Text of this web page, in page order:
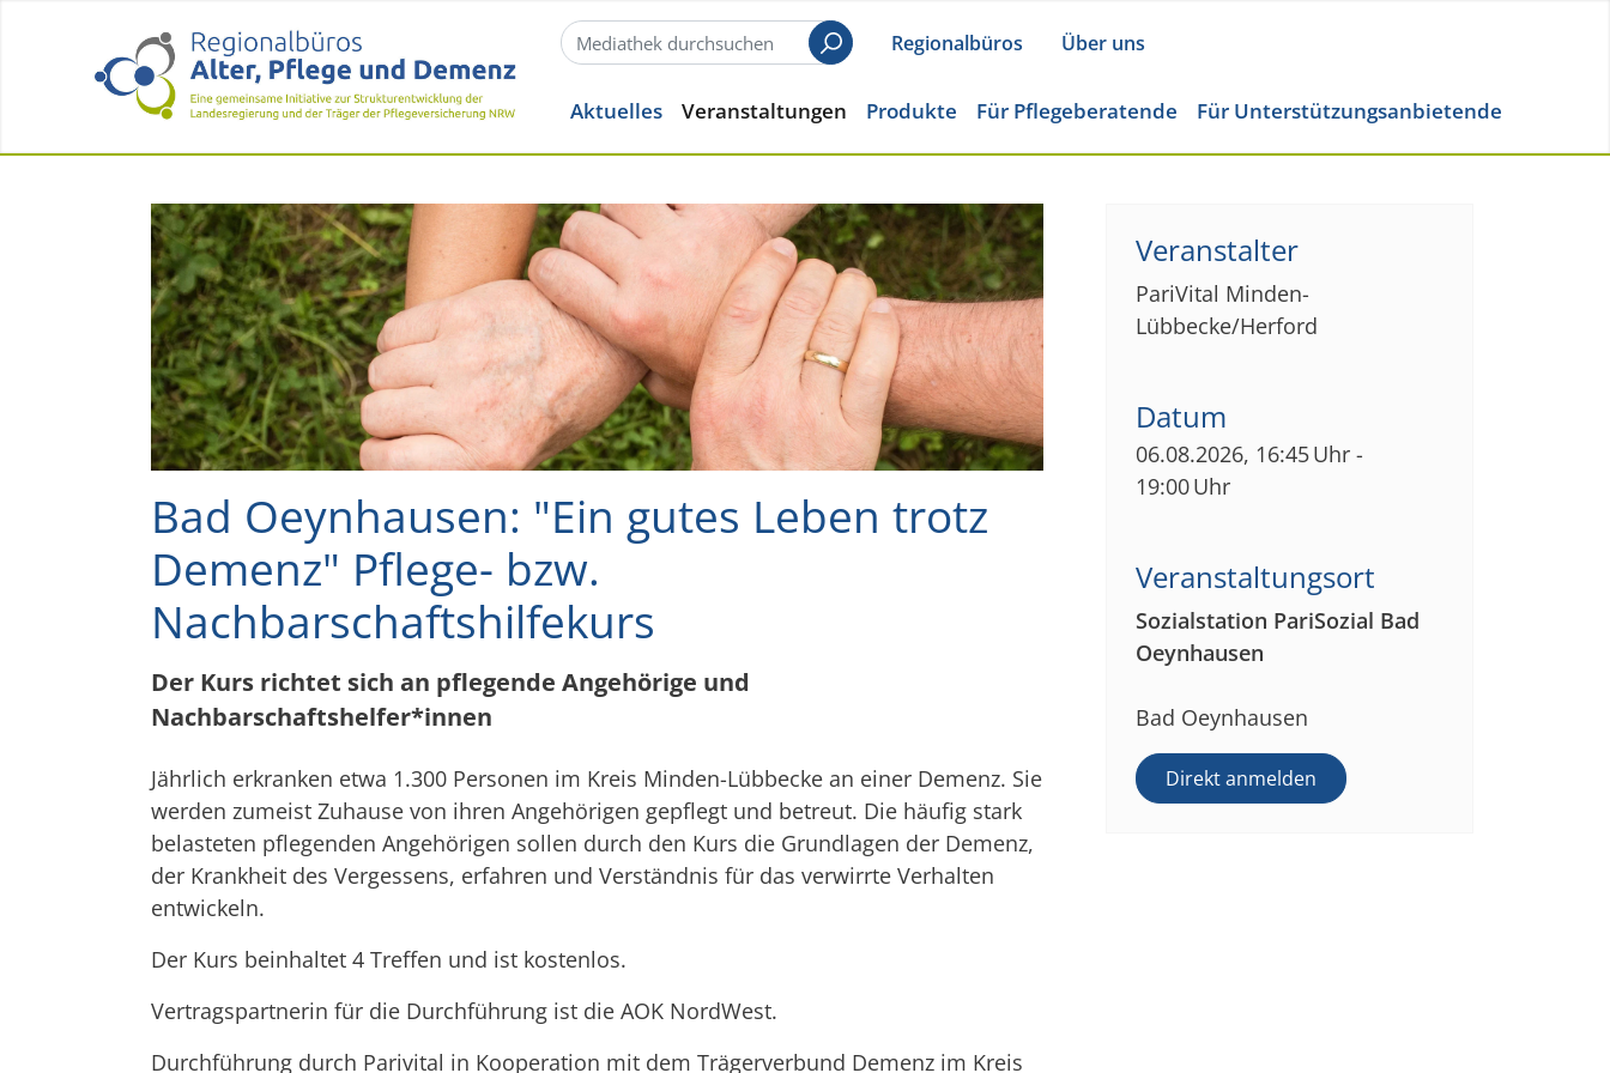
SuchenRegionalbüros Über uns
Aktuelles Veranstaltungen Produkte Für Pflegeberatende Für Unterstützungsanbietende
Bad Oeynhausen: "Ein gutes Leben trotz
Demenz" Pflege- bzw.
Nachbarschaftshilfekurs
Der Kurs richtet sich an pflegende Angehörige und
Nachbarschaftshelfer*innen
Jährlich erkranken etwa 1.300 Personen im Kreis Minden-Lübbecke an einer Demenz. Sie
werden zumeist Zuhause von ihren Angehörigen gepflegt und betreut. Die häufig stark
belasteten pflegenden Angehörigen sollen durch den Kurs die Grundlagen der Demenz,
der Krankheit des Vergessens, erfahren und Verständnis für das verwirrte Verhalten
entwickeln.
Der Kurs beinhaltet 4 Treffen und ist kostenlos.
Vertragspartnerin für die Durchführung ist die AOK NordWest.
Durchführung durch Parivital in Kooperation mit dem Trägerverbund Demenz im Kreis
Veranstalter
PariVital Minden-
Lübbecke/Herford
Datum
06.08.2026, 16:45 Uhr -
19:00 Uhr
Veranstaltungsort
Sozialstation PariSozial Bad
Oeynhausen
Bad Oeynhausen
Direkt anmelden